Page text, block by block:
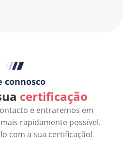
connosco
certificação
e entraremos em
rapidamente possível.
com a sua certificação!